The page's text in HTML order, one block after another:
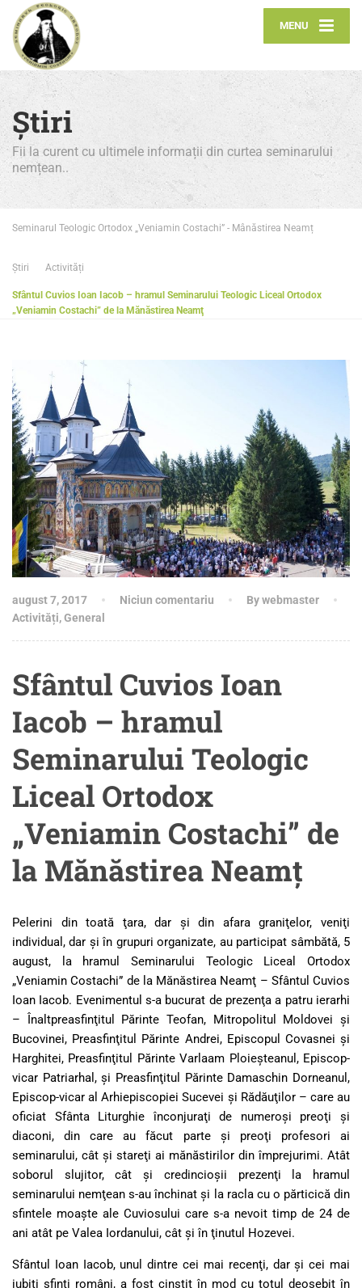
MENU
Știri
Fii la curent cu ultimele informații din curtea seminarului
nemțean..
Seminarul Teologic Ortodox „Veniamin Costachi” - Mânăstirea Neamț
Știri Activități
Sfântul Cuvios Ioan Iacob – hramul Seminarului Teologic Liceal Ortodox
„Veniamin Costachi” de la Mănăstirea Neamţ
august 7, 2017 Niciun comentariu
By webmaster
Activități,General
Sfântul Cuvios Ioan
Iacob – hramul
Seminarului Teologic
Liceal Ortodox
„Veniamin Costachi” de
la Mănăstirea Neamţ
Pelerini din toată ţara, dar şi din afara graniţelor, veniţi
individual, dar şi în grupuri organizate, au participat sâmbătă, 5
august, la hramul Seminarului Teologic Liceal Ortodox
„Veniamin Costachi” de la Mănăstirea Neamţ – Sfântul Cuvios
Ioan Iacob. Evenimentul s-a bucurat de prezenţa a patru ierarhi
– Înaltpreasfinţitul Părinte Teofan, Mitropolitul Moldovei şi
Bucovinei, Preasfinţitul Părinte Andrei, Episcopul Covasnei şi
Harghitei, Preasfinţitul Părinte Varlaam Ploieşteanul, Episcop-
vicar Patriarhal, şi Preasfinţitul Părinte Damaschin Dorneanul,
Episcop-vicar al Arhiepiscopiei Sucevei şi Rădăuţilor – care au
oficiat Sfânta Liturghie înconjuraţi de numeroşi preoţi şi
diaconi, din care au făcut parte şi preoţi profesori ai
seminarului, cât şi stareţi ai mănăstirilor din împrejurimi. Atât
soborul slujitor, cât şi credincioşii prezenţi la hramul
seminarului nemţean s-au închinat şi la racla cu o părticică din
sfintele moaşte ale Cuviosului care s-a nevoit timp de 24 de
ani atât pe Valea Iordanului, cât şi în ţinutul Hozevei.
Sfântul Ioan Iacob, unul dintre cei mai recenţi, dar şi cei mai
iubiţi sfinţi români, a fost cinstit în mod cu totul deosebit în